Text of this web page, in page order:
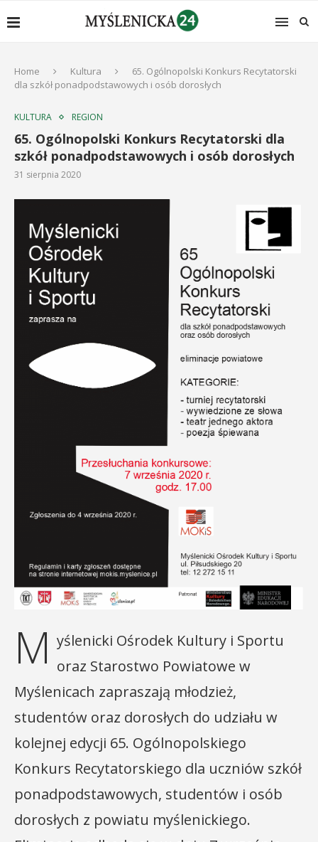
Home Kultura
65. Ogólnopolski Konkurs Recytatorski
dla szkół ponadpodstawowych i osób dorosłych
KULTURA REGION
65. Ogólnopolski Konkurs Recytatorski dla
szkół ponadpodstawowych i osób dorosłych
31 sierpnia 2020
M yślenicki Ośrodek Kultury i Sportu
oraz Starostwo Powiatowe w
Myślenicach zapraszają młodzież,
studentów oraz dorosłych do udziału w
kolejnej edycji 65. Ogólnopolskiego
Konkurs Recytatorskiego dla uczniów szkół
ponadpodstawowych, studentów i osób
dorosłych z powiatu myślenickiego.